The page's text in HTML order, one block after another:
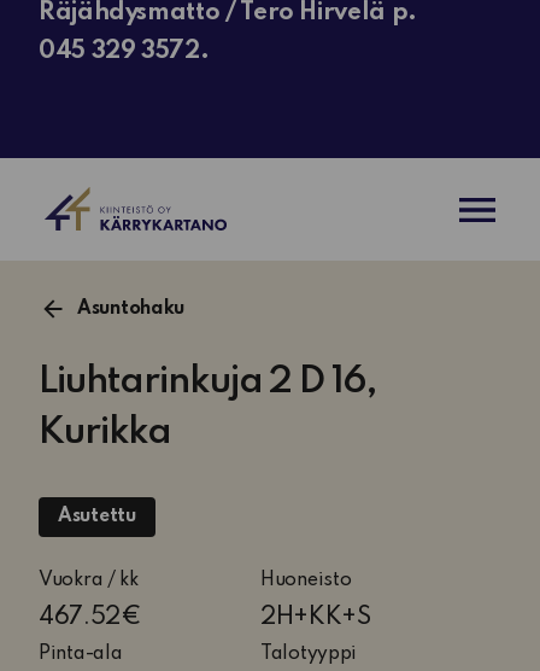
Räjähdysmatto / Tero Hirvelä p.
045 329 3572.
Asuntohaku
Liuhtarinkuja 2 D 16,
Kurikka
Asutettu
Vuokra / kk
467.52€
Huoneisto
2H+KK+S
2
huonetta,
Pinta-ala Talotyyppi